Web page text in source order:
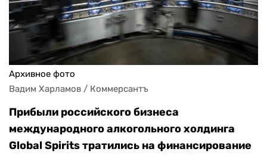
Архивное фото
Вадим Харламов / Коммерсантъ
Прибыли российского бизнеса
международного алкогольного холдинга
Global Spirits тратились на финансирование